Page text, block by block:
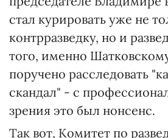
стал курировать уже не
контрразведку, но и
того, именно
поручено расследовать
скандал" - с
зрения это был нонсенс.
Так вот, Комитет по